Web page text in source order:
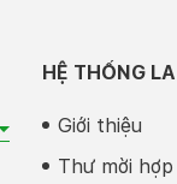
HỆ THỐNG
Giới thiệu
Thư mời